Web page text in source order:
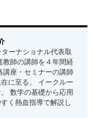
ーナショナル代表取
教師の講師を４年間経
講座・セミナーの講師
に至る。 イークルー
数学の基礎から応用
く熱血指導で解説し